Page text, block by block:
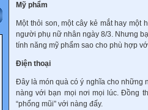
Mỹ phẩm
Một thỏi son, một cây kẻ mắt hay
người phụ nữ nhân ngày 8/3. Nhưng
tính năng mỹ phẩm sao cho phù hợp
Điện thoại
Đây là món quà có ý nghĩa cho những
nàng với bạn mọi nơi mọi lúc. Đồng
“phổng mũi” với nàng đấy.